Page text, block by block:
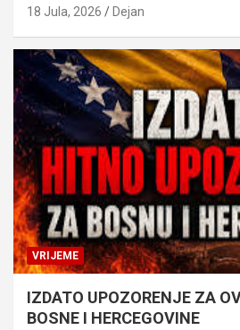
18 Jula, 2026 Dejan
VRIJEME
IZDATO UPOZORENJE ZA
BOSNE I HERCEGOVINE